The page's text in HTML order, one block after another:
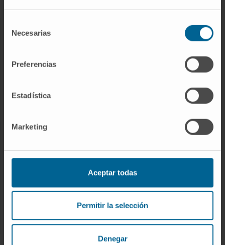
Necesarias
Preferencias
Estadística
Marketing
Aceptar todas
Permitir la selección
Denegar
NUESTROS PROFESIONALES
Ensayos clínicos
Residentes y Unidades Docentes
Área para profesionales